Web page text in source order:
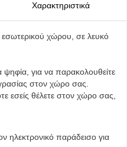
Χαρακτηριστικά
χώρου, σε λευκό
για να παρακολουθείτε
στον χώρο σας.
εσείς θέλετε στον χώρο σας,
ηλεκτρονικό παράδεισο για